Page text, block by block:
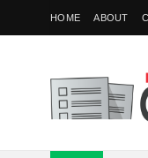
HOME ABOUT